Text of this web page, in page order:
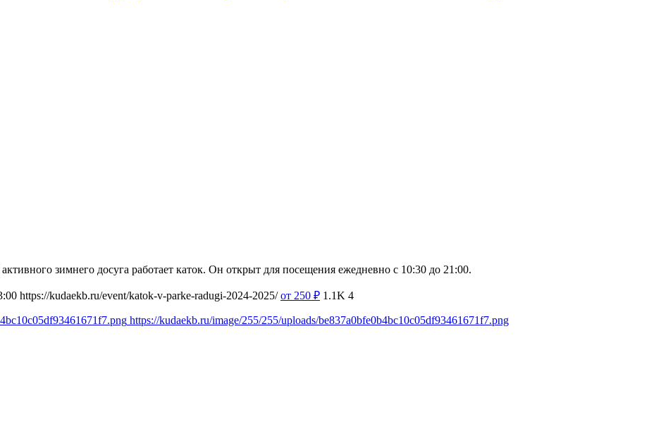
зимнего досуга работает каток. Он открыт для посещения ежедневно с 10:30 до 21:00.
https://kudaekb.ru/event/katok-v-parke-radugi-2024-2025/ от 250 ₽ 1.1K 4
https://kudaekb.ru/image/255/255/uploads/be837a0bfe0b4bc10c05df93461671f7.png